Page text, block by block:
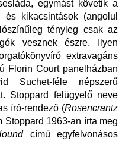
egymást követik a
kikacsintások (angolul
tényleg csak az
vesznek észre. Ilyen
extravagáns
Florin Court panelházban
Suchet-féle népszerű
Stoppard felügyelő neve
író-rendező (Rosencrantz
Stoppard 1963-an írta meg
című egyfelvonásos